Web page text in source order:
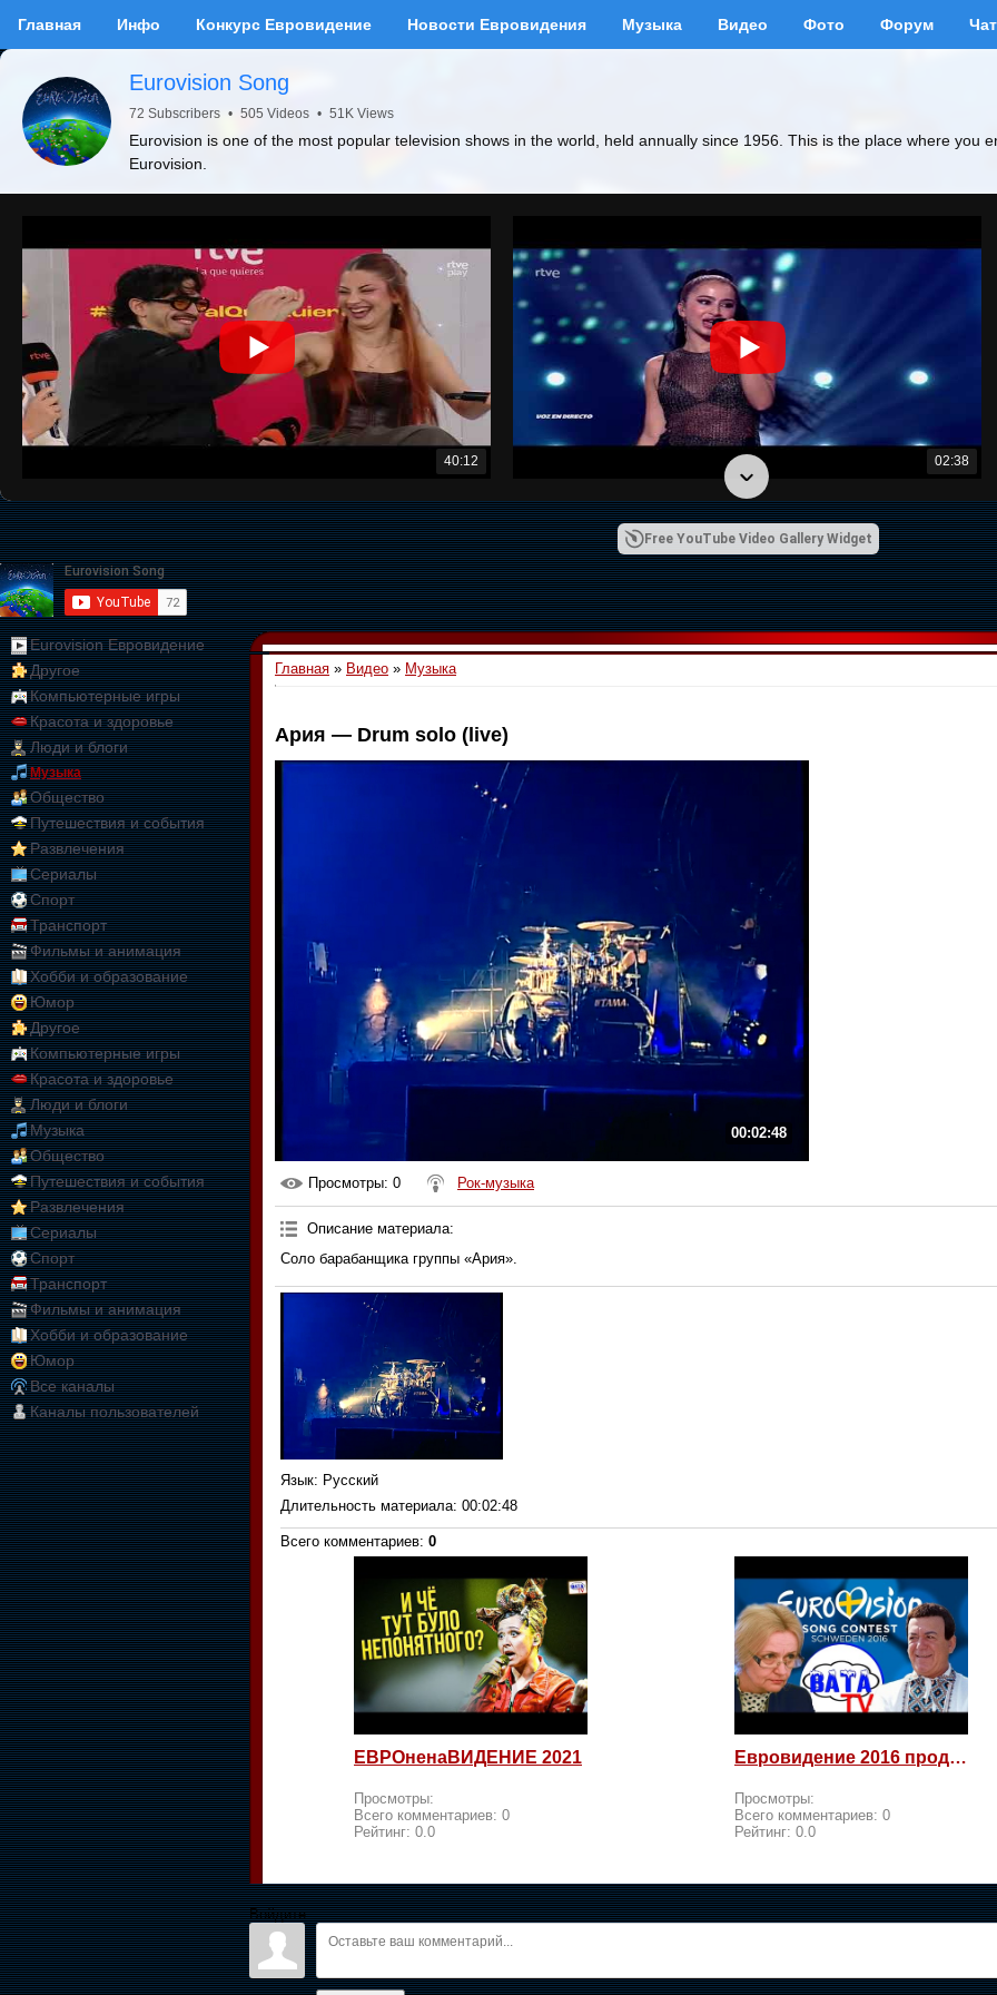
Главная Инфо Конкурс Евровидение Новости Евровидения Музыка Видео Фото Форум Чат
Eurovision Song
72 Subscribers • 505 Videos • 51K Views
Eurovision is one of the most popular television shows in the world, held annually since 1956. This is the place where you
Eurovision.
40:12 02:38
01:09:10
Free YouTube Video Gallery Widget
Eurovision Евровидение
Другое
Компьютерные игры
Красота и здоровье
Люди и блоги
Музыка
Общество
Путешествия и события
Развлечения
Сериалы
Спорт
Транспорт
Фильмы и анимация
Хобби и образование
Юмор
Другое
Компьютерные игры
Красота и здоровье
Люди и блоги
Музыка
Общество
Путешествия и события
Развлечения
Сериалы
Спорт
Транспорт
Фильмы и анимация
Хобби и образование
Юмор
Все каналы
Каналы пользователей
Главная » Видео » Музыка
Ария — Drum solo (live)
00:02:48
Просмотры: 0 Рок-музыка
Описание материала:
Соло барабанщика группы «Ария».
Язык: Русский
Длительность материала: 00:02:48
Всего комментариев: 0
ЕВРОненаВИДЕНИЕ 2021
Просмотры:
Всего комментариев: 0
Рейтинг: 0.0
Евровидение 2016 продолжается! Россия возмущается и посылает
Просмотры:
Всего комментариев: 0
Рейтинг: 0.0
Войдите: